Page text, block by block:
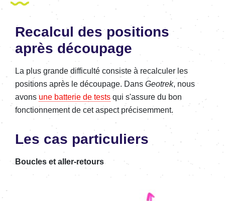
Recalcul des positions
après découpage
La plus grande difficulté consiste à recalculer les
positions après le découpage. Dans Geotrek, nous
avonsune batterie de tests qui s'assure du bon
fonctionnement de cet aspect précisemment.
Les cas particuliers
Boucles et aller-retours